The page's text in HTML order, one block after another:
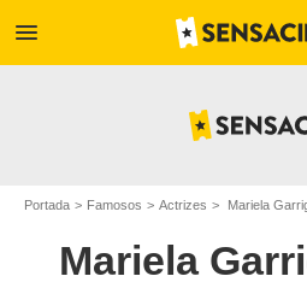
menu
Portada Famosos Actrizes Mariela
Mariela